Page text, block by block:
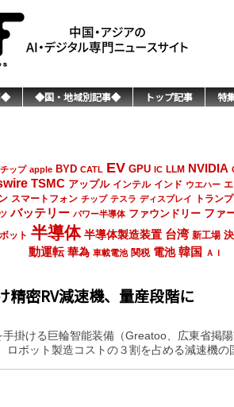
◆ ◆国・地域別記事◆ トップ記事 特
ップ apple BYD CATL EV GPU IC LLM NVIDIA
TSMC アップル インテル インド ウエハー
スマートフォン チップ テスラ ディスプレイ トランプ
バッテリー パワー半導体 ファウンドリー ファ
ット 半導体 半導体製造装置 台湾 新工場
動運転 華為 車載電池 関税 電池 韓国 ＡＩ
精密RV減速機、量産段階に
掛ける巨輪智能装備（Greatoo、広東省掲
ロボット製造コストの３割を占める減速機